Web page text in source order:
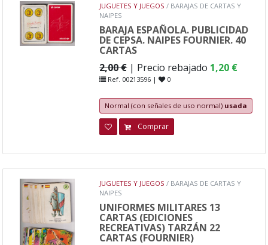
JUGUETES Y JUEGOS / BARAJAS DE CARTAS Y
NAIPES
BARAJA ESPAÑOLA. PUBLICIDAD
DE CEPSA. NAIPES FOURNIER. 40
CARTAS
2,00 € | Precio rebajado 1,20 €
Ref. 00213596 | 0
Normal (con señales de uso normal) usada
Comprar
JUGUETES Y JUEGOS / BARAJAS DE CARTAS Y
NAIPES
UNIFORMES MILITARES 13
CARTAS (EDICIONES
RECREATIVAS) TARZÁN 22
CARTAS (FOURNIER)